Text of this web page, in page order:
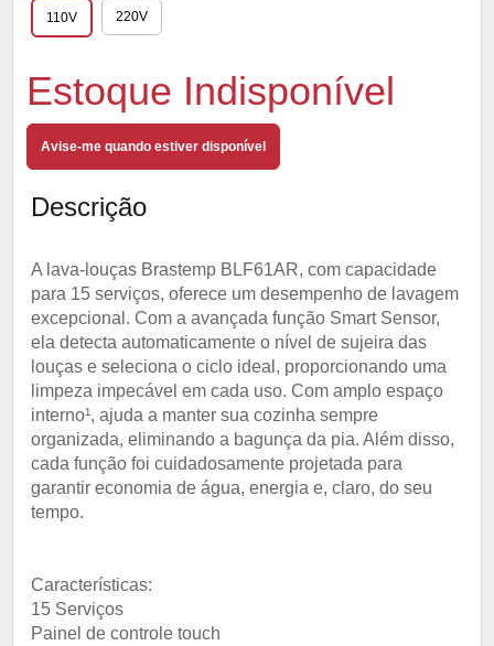
110V 220V
Estoque Indisponível
Avise-me quando estiver disponível
Descrição
A lava-louças Brastemp BLF61AR, com capacidade
para 15 serviços, oferece um desempenho de lavagem
excepcional. Com a avançada função Smart Sensor,
ela detecta automaticamente o nível de sujeira das
louças e seleciona o ciclo ideal, proporcionando uma
limpeza impecável em cada uso. Com amplo espaço
interno¹, ajuda a manter sua cozinha sempre
organizada, eliminando a bagunça da pia. Além disso,
cada função foi cuidadosamente projetada para
garantir economia de água, energia e, claro, do seu
tempo.
Características:
15 Serviços
Painel de controle touch